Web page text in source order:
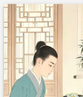
摘要
正文
2.1.第一桩事：
2.2.第二桩事：雕
2.3.言传身教，终
2.4.
为何要戒虚荣